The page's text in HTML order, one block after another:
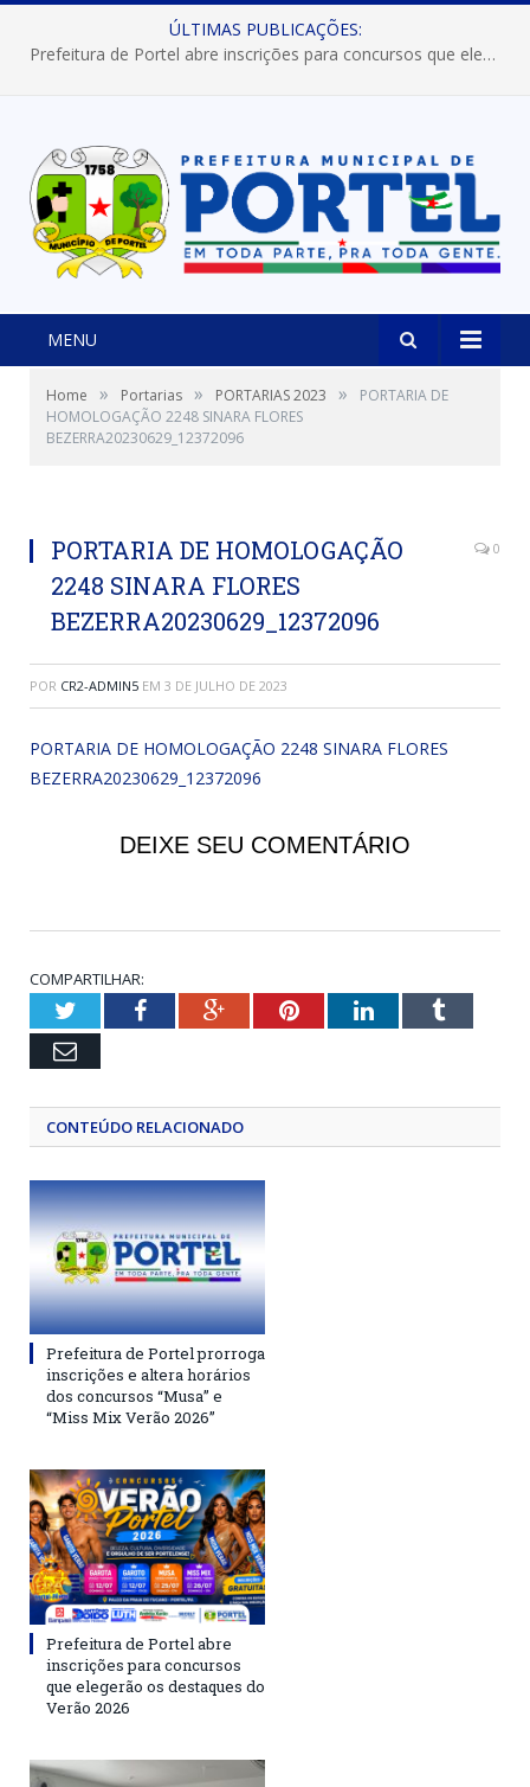
ÚLTIMAS PUBLICAÇÕES:
Prefeitura de Portel abre inscrições para concursos que elegerão os destaques do Verão 2026
MENU
Home » Portarias » PORTARIAS 2023 »
PORTARIA DE
HOMOLOGAÇÃO 2248 SINARA FLORES
BEZERRA20230629_12372096
PORTARIA DE HOMOLOGAÇÃO
2248 SINARA FLORES
BEZERRA20230629_12372096
0
POR CR2-ADMIN5 EM 3 DE JULHO DE 2023
PORTARIA DE HOMOLOGAÇÃO 2248 SINARA FLORES
BEZERRA20230629_12372096
DEIXE SEU COMENTÁRIO
COMPARTILHAR:
TwitterFacebookGoogle+PinterestLinkedInTumblr
Email
CONTEÚDO RELACIONADO
Prefeitura de Portel prorroga
inscrições e altera horários
dos concursos “Musa” e
“Miss Mix Verão 2026”
Prefeitura de Portel abre
inscrições para concursos
que elegerão os destaques do
Verão 2026